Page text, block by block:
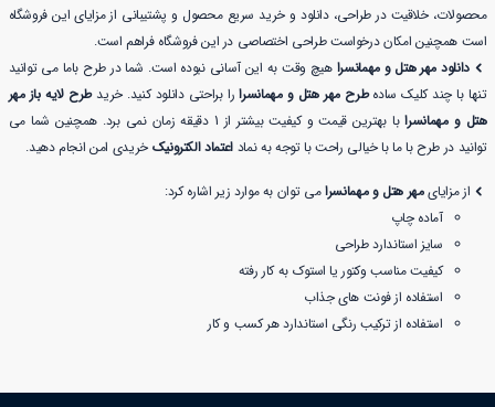
محصولات، خلاقیت در طراحی، دانلود و خرید سریع محصول و پشتیبانی از مزایای این فروشگاه
است همچنین امکان درخواست طراحی اختصاصی در این فروشگاه فراهم است.
دانلود مهر هتل و مهمانسراهیچ وقت به این آسانی نبوده است. شما در طرح باما می توانید
تنها با چند کلیک سادهطرح مهر هتل و مهمانسرا را براحتی دانلود کنید. خریدطرح لایه باز مهر
هتل و مهمانسرا
با بهترین قیمت و کیفیت بیشتر از 1 دقیقه زمان نمی برد. همچنین شما می
توانید در طرح با ما با خیالی راحت با توجه به نماد اعتماد الکترونیک خریدی امن انجام دهید.
از مزایایمهر هتل و مهمانسرامی توان به موارد زیر اشاره کرد:
آماده چاپ
سایز استاندارد طراحی
کیفیت مناسب وکتور یا استوک به کار رفته
استفاده از فونت های جذاب
استفاده از ترکیب رنگی استاندارد هر کسب و کار